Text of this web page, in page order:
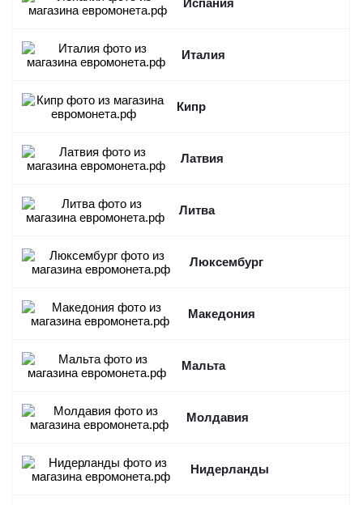
Испания
Италия
Кипр
Латвия
Литва
Люксембург
Македония
Мальта
Молдавия
Нидерланды